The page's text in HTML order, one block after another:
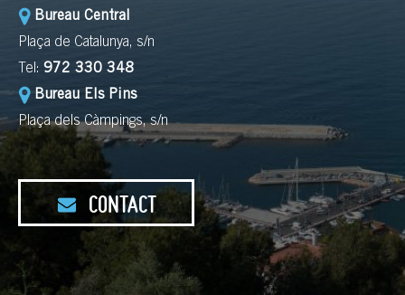
Bureau Central
Plaça de Catalunya, s/n
Tel: 972 330 348
Bureau Els Pins
Plaça dels Càmpings, s/n
CONTACT